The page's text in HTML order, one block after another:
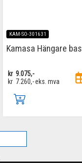
KAM-SO-301631
Kamasa Hängare bas
kr 9.075,-
kr 7.260,-eks. mva